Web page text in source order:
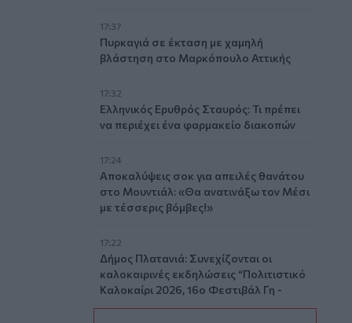
17:37
Πυρκαγιά σε έκταση με χαμηλή
βλάστηση στο Μαρκόπουλο Αττικής
17:32
Ελληνικός Ερυθρός Σταυρός: Τι πρέπει
να περιέχει ένα φαρμακείο διακοπών
17:24
Aποκαλύψεις σοκ για απειλές θανάτου
στο Μουντιάλ: «Θα ανατινάξω τον Μέσι
με τέσσερις βόμβες!»
17:22
Δήμος Πλατανιά: Συνεχίζονται οι
καλοκαιρινές εκδηλώσεις “Πολιτιστικό
Καλοκαίρι 2026, 16ο Φεστιβάλ Γη -
Πολιτισμός- Τουρισμός”